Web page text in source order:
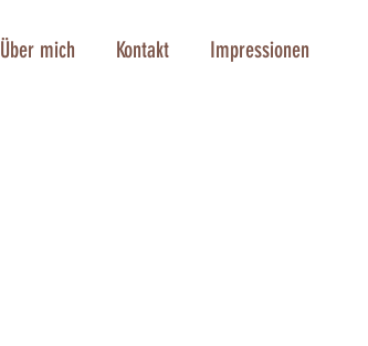
Über mich Kontakt Impressionen